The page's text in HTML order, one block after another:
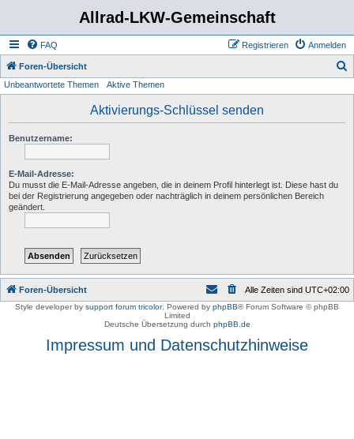
Allrad-LKW-Gemeinschaft
FAQ Anmelden
Registrieren
Foren-Übersicht
Unbeantwortete Themen Aktive Themen
Aktivierungs-Schlüssel senden
Benutzername:
E-Mail-Adresse:
Du musst die E-Mail-Adresse angeben, die in deinem Profil hinterlegt ist. Diese hast du
bei der Registrierung angegeben oder nachträglich in deinem persönlichen Bereich
geändert.
Foren-Übersicht Alle Zeiten sind UTC+02:00
Style developer by support forum tricolor, Powered by phpBB® Forum Software © phpBB
Limited
Deutsche Übersetzung durch phpBB.de
Impressum und Datenschutzhinweise